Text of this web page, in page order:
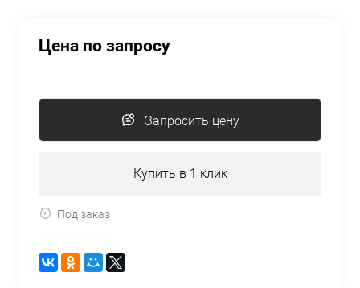
Цена по запросу
Запросить цену
Купить в 1 клик
Под заказ